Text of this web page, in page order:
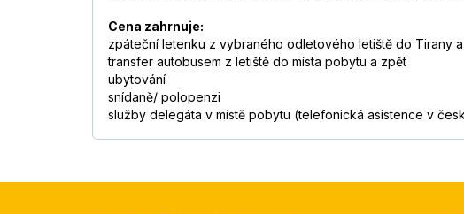
Cena zahrnuje:
zpáteční letenku z vybraného odletového letiště do Tirany
transfer autobusem z letiště do místa pobytu a zpět
ubytování
snídaně/ polopenzi
služby delegáta v místě pobytu (telefonická asistence v